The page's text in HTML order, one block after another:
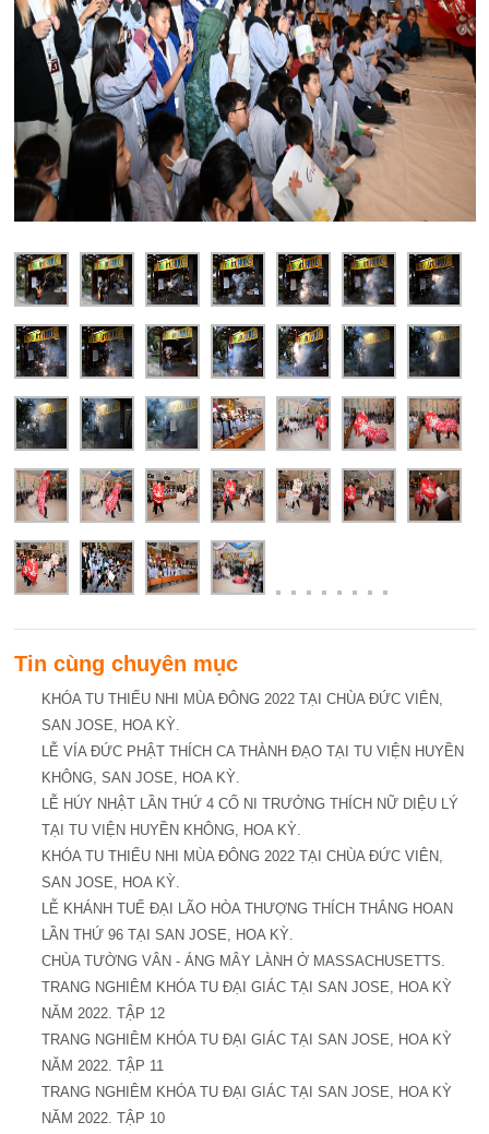
Tin cùng chuyên mục
KHÓA TU THIẾU NHI MÙA ĐÔNG 2022 TẠI CHÙA ĐỨC VIÊN,
SAN JOSE, HOA KỲ.
LỄ VÍA ĐỨC PHẬT THÍCH CA THÀNH ĐẠO TẠI TU VIỆN HUYỀN
KHÔNG, SAN JOSE, HOA KỲ.
LỄ HÚY NHẬT LẦN THỨ 4 CỐ NI TRƯỞNG THÍCH NỮ DIỆU LÝ
TẠI TU VIỆN HUYỀN KHÔNG, HOA KỲ.
KHÓA TU THIẾU NHI MÙA ĐÔNG 2022 TẠI CHÙA ĐỨC VIÊN,
SAN JOSE, HOA KỲ.
LỄ KHÁNH TUẾ ĐẠI LÃO HÒA THƯỢNG THÍCH THẮNG HOAN
LẦN THỨ 96 TẠI SAN JOSE, HOA KỲ.
CHÙA TƯỜNG VÂN - ÁNG MÂY LÀNH Ở MASSACHUSETTS.
TRANG NGHIÊM KHÓA TU ĐẠI GIÁC TẠI SAN JOSE, HOA KỲ
NĂM 2022. TẬP 12
TRANG NGHIÊM KHÓA TU ĐẠI GIÁC TẠI SAN JOSE, HOA KỲ
NĂM 2022. TẬP 11
TRANG NGHIÊM KHÓA TU ĐẠI GIÁC TẠI SAN JOSE, HOA KỲ
NĂM 2022. TẬP 10